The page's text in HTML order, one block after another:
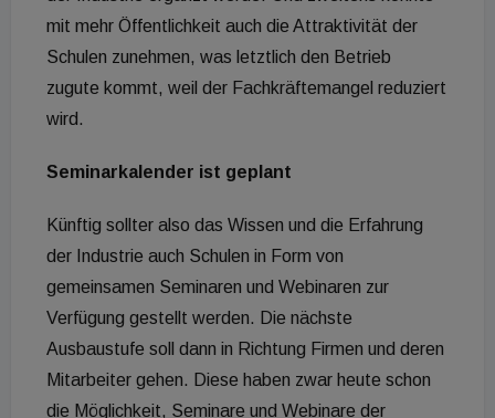
mit mehr Öffentlichkeit auch die Attraktivität der
Schulen zunehmen, was letztlich den Betrieb
zugute kommt, weil der Fachkräftemangel reduziert
wird.
Seminarkalender ist geplant
Künftig sollter also das Wissen und die Erfahrung
der Industrie auch Schulen in Form von
gemeinsamen Seminaren und Webinaren zur
Verfügung gestellt werden. Die nächste
Ausbaustufe soll dann in Richtung Firmen und deren
Mitarbeiter gehen. Diese haben zwar heute schon
die Möglichkeit, Seminare und Webinare der